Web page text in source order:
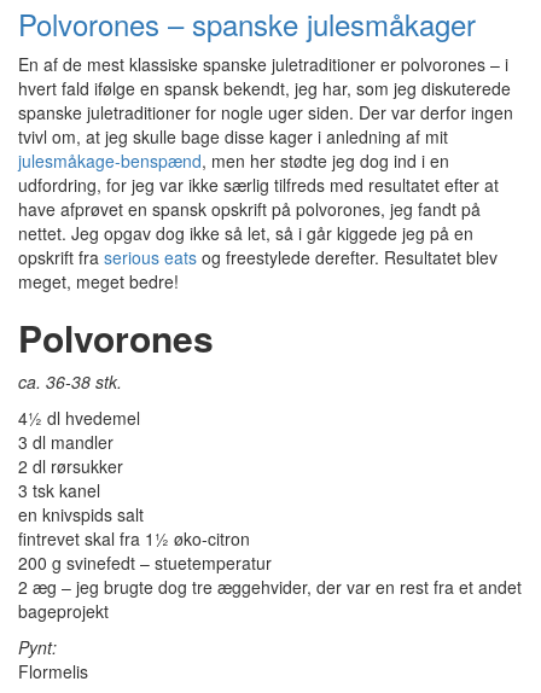
Polvorones – spanske julesmåkager
En af de mest klassiske spanske juletraditioner er polvorones – i
hvert fald ifølge en spansk bekendt, jeg har, som jeg diskuterede
spanske juletraditioner for nogle uger siden. Der var derfor ingen
tvivl om, at jeg skulle bage disse kager i anledning af mit
julesmåkage-benspænd, men her stødte jeg dog ind i en
udfordring, for jeg var ikke særlig tilfreds med resultatet efter at
have afprøvet en spansk opskrift på polvorones, jeg fandt på
nettet. Jeg opgav dog ikke så let, så i går kiggede jeg på en
opskrift fra serious eats og freestylede derefter. Resultatet blev
meget, meget bedre!
Polvorones
ca. 36-38 stk.
4½ dl hvedemel
3 dl mandler
2 dl rørsukker
3 tsk kanel
en knivspids salt
fintrevet skal fra 1½ øko-citron
200 g svinefedt – stuetemperatur
2 æg – jeg brugte dog tre æggehvider, der var en rest fra et andet
bageprojekt
Pynt:
Flormelis